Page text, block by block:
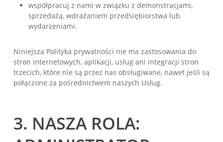
współpracuj z nami w związku z demonstracjami,
sprzedażą, wdrażaniem przedsiębiorstwa lub
wydarzeniami.
Niniejsza Polityka prywatności nie ma zastosowania do
stron internetowych, aplikacji, usług ani integracji stron
trzecich, które nie są przez nas obsługiwane, nawet jeśli są
połączone za pośrednictwem naszych Usług.
3. NASZA ROLA: